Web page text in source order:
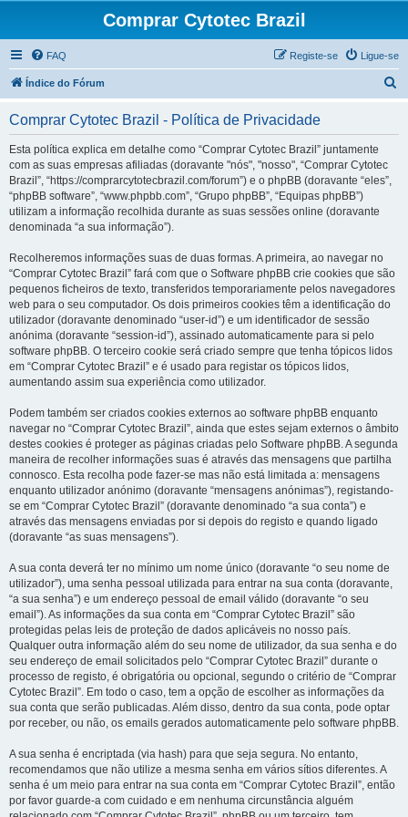
Comprar Cytotec Brazil
FAQ Ligue-se
Registe-se
Índice do Fórum
Comprar Cytotec Brazil - Política de Privacidade
Esta política explica em detalhe como “Comprar Cytotec Brazil” juntamente
com as suas empresas afiliadas (doravante "nós", "nosso", “Comprar Cytotec
Brazil”, “https://comprarcytotecbrazil.com/forum”) e o phpBB (doravante “eles”,
“phpBB software”, “www.phpbb.com”, “Grupo phpBB”, “Equipas phpBB”)
utilizam a informação recolhida durante as suas sessões online (doravante
denominada “a sua informação”).
Recolheremos informações suas de duas formas. A primeira, ao navegar no
“Comprar Cytotec Brazil” fará com que o Software phpBB crie cookies que são
pequenos ficheiros de texto, transferidos temporariamente pelos navegadores
web para o seu computador. Os dois primeiros cookies têm a identificação do
utilizador (doravante denominado “user-id”) e um identificador de sessão
anónima (doravante “session-id”), assinado automaticamente para si pelo
software phpBB. O terceiro cookie será criado sempre que tenha tópicos lidos
em “Comprar Cytotec Brazil” e é usado para registar os tópicos lidos,
aumentando assim sua experiência como utilizador.
Podem também ser criados cookies externos ao software phpBB enquanto
navegar no “Comprar Cytotec Brazil”, ainda que estes sejam externos o âmbito
destes cookies é proteger as páginas criadas pelo Software phpBB. A segunda
maneira de recolher informações suas é através das mensagens que partilha
connosco. Esta recolha pode fazer-se mas não está limitada a: mensagens
enquanto utilizador anónimo (doravante “mensagens anónimas”), registando-
se em “Comprar Cytotec Brazil” (doravante denominado “a sua conta”) e
através das mensagens enviadas por si depois do registo e quando ligado
(doravante “as suas mensagens”).
A sua conta deverá ter no mínimo um nome único (doravante “o seu nome de
utilizador”), uma senha pessoal utilizada para entrar na sua conta (doravante,
“a sua senha”) e um endereço pessoal de email válido (doravante “o seu
email”). As informações da sua conta em “Comprar Cytotec Brazil” são
protegidas pelas leis de proteção de dados aplicáveis no nosso país.
Qualquer outra informação além do seu nome de utilizador, da sua senha e do
seu endereço de email solicitados pelo “Comprar Cytotec Brazil” durante o
processo de registo, é obrigatória ou opcional, segundo o critério de “Comprar
Cytotec Brazil”. Em todo o caso, tem a opção de escolher as informações da
sua conta que serão publicadas. Além disso, dentro da sua conta, pode optar
por receber, ou não, os emails gerados automaticamente pelo software phpBB.
A sua senha é encriptada (via hash) para que seja segura. No entanto,
recomendamos que não utilize a mesma senha em vários sítios diferentes. A
senha é um meio para entrar na sua conta em “Comprar Cytotec Brazil”, então
por favor guarde-a com cuidado e em nenhuma circunstância alguém